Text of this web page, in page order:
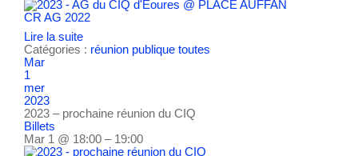
CR AG 2022
Lire la suite
Catégories : réunion publique toutes
Mar
1
mer
2023
2023 – prochaine réunion du CIQ
Billets
Mar 1 @ 18:00 – 19:00